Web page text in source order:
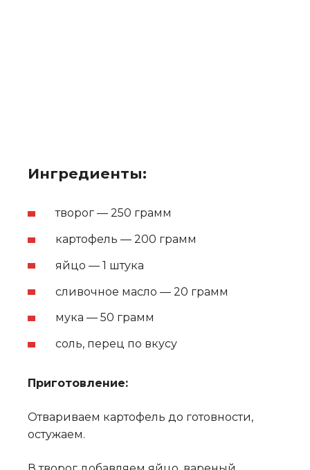
Ингредиенты:
творог — 250 грамм
картофель — 200 грамм
яйцо — 1 штука
сливочное масло — 20 грамм
мука — 50 грамм
соль, перец по вкусу
Приготовление:
Отвариваем картофель до готовности,
остужаем.